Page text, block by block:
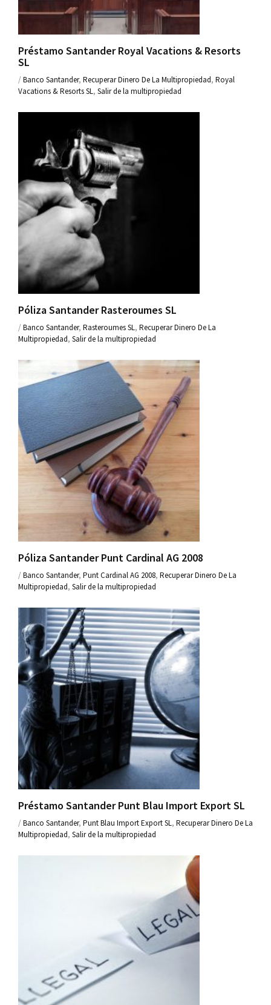
Préstamo Santander Royal Vacations & Resorts
SL
/Banco Santander, Recuperar Dinero De La Multipropiedad, Royal
Vacations & Resorts SL, Salir de la multipropiedad
Póliza Santander Rasteroumes SL
/Banco Santander, Rasteroumes SL, Recuperar Dinero De La
Multipropiedad, Salir de la multipropiedad
Póliza Santander Punt Cardinal AG 2008
/Banco Santander, Punt Cardinal AG 2008, Recuperar Dinero De La
Multipropiedad, Salir de la multipropiedad
Préstamo Santander Punt Blau Import Export SL
/Banco Santander, Punt Blau Import Export SL, Recuperar Dinero De La
Multipropiedad, Salir de la multipropiedad